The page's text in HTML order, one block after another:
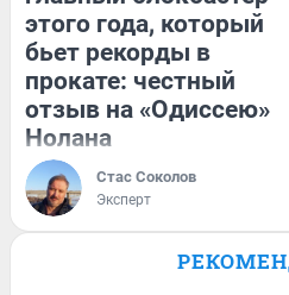
этого года, который
бьет рекорды в
прокате: честный
отзыв на «Одиссею»
Нолана
Стас Соколов
Эксперт